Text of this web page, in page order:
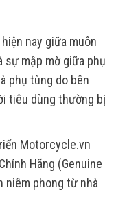
nay giữa muôn
sự mập mờ giữa phụ
phụ tùng do bên
tiêu dùng thường bị
Motorcycle.vn
Hãng (Genuine
niêm phong từ nhà